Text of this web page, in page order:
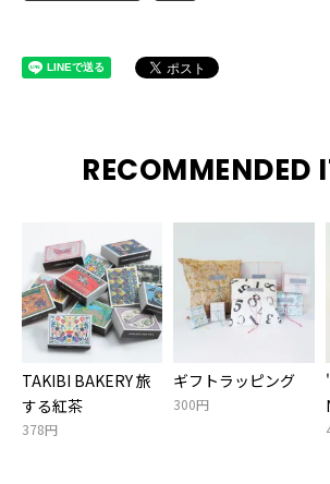
RECOMMENDED
TAKIBI BAKERY 旅
する紅茶
378円
ギフトラッピング
300円